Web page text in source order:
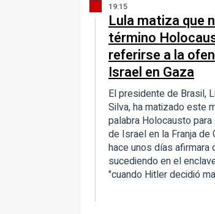
19:15
Lula matiza que
término
referirse a la
Israel en Gaza
El presidente de Brasil,
Silva, ha matizado este
palabra Holocausto
de Israel en la Franja
hace unos días afirmara
sucediendo en el
"cuando Hitler decidió